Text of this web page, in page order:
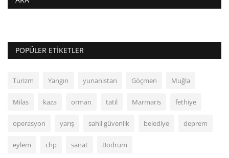
POPÜLER ETIKETLER
Turizm Yangın yunanistan Göçmen Muğla
Milas kaza orman tatil Marmaris fethiye
operasyon yarış sahil güvenlik belediye deprem
eylem chp sanat Bodrum